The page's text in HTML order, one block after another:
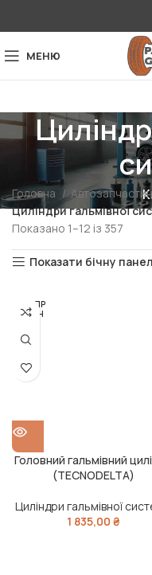
МЕНЮ
Головна
Циліндри гальмівної
Показано 1–12 із 357
Показати бічну
РОЗПР
ОДАН
Головний гальмівний
(TECNODELTA)
Циліндри гальмівної
1 835,00 ₴